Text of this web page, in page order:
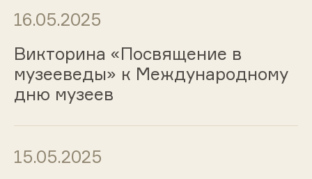
16.05.2025
Викторина «Посвящение в
музееведы» к Международному
дню музеев
15.05.2025